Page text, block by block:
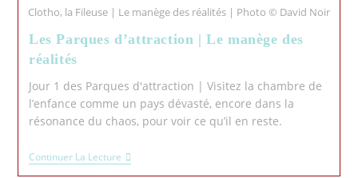
Clotho, la Fileuse | Le manège des réalités | Photo © David Noir
Les Parques d’attraction | Le manège des
réalités
Jour 1 des Parques d'attraction | Visitez la chambre de
l’enfance comme un pays dévasté, encore dans la
résonance du chaos, pour voir ce qu’il en reste.
Continuer La Lecture